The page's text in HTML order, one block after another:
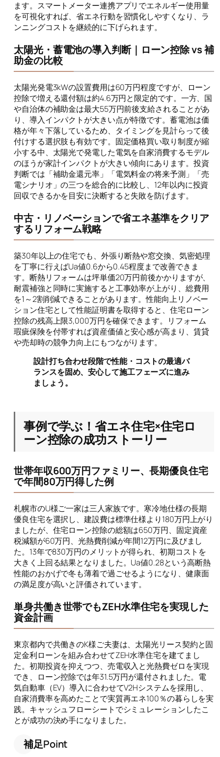
ます。スマートメーター連携アプリでエネルギー使用量
を可視化すれば、省エネ行動を習慣化しやすくなり、ラ
ンニングコストを継続的に下げられます。
太陽光・蓄電池の導入判断｜ローン控除 vs 補
助金の比較
太陽光発電3kWの設置費用は60万円程度ですが、ローン
控除で増える還付額は約4.6万円と限定的です。一方、国
や自治体の補助金は最大55万円前後支給されることがあ
り、導入インパクトが大きい点が特徴です。蓄電池は価
格が年々下落しているため、タイミングを見計らって後
付けする選択肢も有効です。固定価格買い取り制度が縮
小する中、太陽光で発電した電気を自家消費するモデル
のほうが家計インパクトが大きい傾向にあります。投資
判断では「補助金還元率」「電気料金の将来予測」「売
電シナリオ」の三つを総合的に比較し、12年以内に投資
回収できるかを目安に決断すると失敗を防げます。
中古・リノベーションで省エネ基準をクリア
するリフォーム戦略
築30年以上の住宅でも、外張り断熱や窓交換、気密処理
を丁寧に行えばUa値0.6から0.45程度まで改善できま
す。断熱リフォームは坪単価20万円前後かかりますが、
耐震補強と同時に実施すると工事効率が上がり、総費用
を1～2割削減できることがあります。性能向上リノベー
ション住宅として性能証明書を取得すると、住宅ローン
控除の残高上限3,000万円を確保できます。リフォーム
瑕疵保険を付帯すれば資産価値と安心感が高まり、賃貸
や売却時の競争力向上にもつながります。
設計打ち合わせ段階で性能・コストの最適バ
ランスを固め、安心して施工フェーズに進み
ましょう。
事例で学ぶ！省エネ住宅×住宅ロ
ーン控除の成功ストーリー
世帯年収600万円ファミリー、長期優良住宅
で年間80万円得した例
札幌市のU様ご一家は三人家族です。寒冷地仕様の長期
優良住宅を選択し、建設費は標準仕様より180万円上がり
ましたが、住宅ローン控除の総額は650万円、固定資産
税減額が60万円、光熱費削減が年間12万円に及びまし
た。13年で830万円のメリットが得られ、初期コストを
大きく上回る結果となりました。Ua値0.28という高断熱
性能のおかげで冬も薄着で過ごせるようになり、健康面
の満足度が高いと評価されています。
単身共働き世帯でもZEH水準住宅を実現した
資金計画
東京都内で共働きのK様ご夫妻は、太陽光リース契約と固
定金利ローンを組み合わせてZEH水準住宅を建てまし
た。初期投資を抑えつつ、売電収入と光熱費ゼロを実現
でき、ローン控除では年31.5万円が還付されました。電
気自動車（EV）導入に合わせてV2Hシステムを採用し、
自家消費率を高めたことで実質再エネ100％の暮らしを実
践。キャッシュフローシートでシミュレーションしたこ
とが成功の決め手になりました。
補足Point